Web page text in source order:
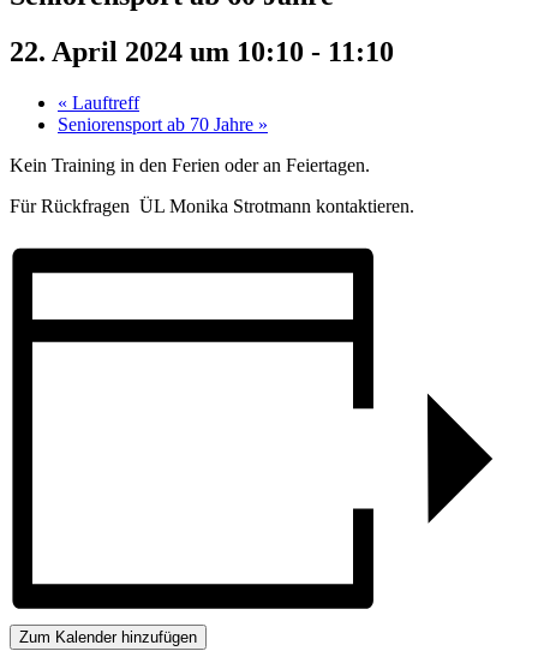
22. April 2024 um 10:10 - 11:10
« Lauftreff
Seniorensport ab 70 Jahre »
Kein Training in den Ferien oder an Feiertagen.
Für Rückfragen ÜL Monika Strotmann kontaktieren.
Zum Kalender hinzufügen